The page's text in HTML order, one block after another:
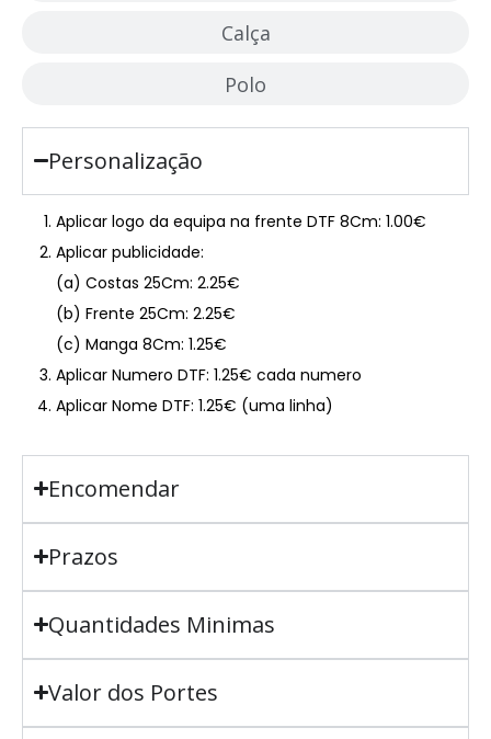
Calça
Polo
Personalização
Aplicar logo da equipa na frente DTF 8Cm: 1.00€
Aplicar publicidade:
(a) Costas 25Cm: 2.25€
(b) Frente 25Cm: 2.25€
(c) Manga 8Cm: 1.25€
Aplicar Numero DTF: 1.25€ cada numero
Aplicar Nome DTF: 1.25€ (uma linha)
Encomendar
Prazos
Quantidades Minimas
Valor dos Portes